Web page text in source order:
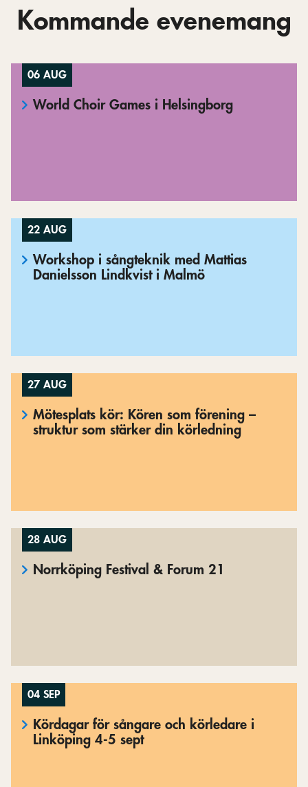
Kommande evenemang
06 AUG
World Choir Games i Helsingborg
22 AUG
Workshop i sångteknik med Mattias
Danielsson Lindkvist i Malmö
27 AUG
Mötesplats kör: Kören som förening –
struktur som stärker din körledning
28 AUG
Norrköping Festival & Forum 21
04 SEP
Kördagar för sångare och körledare i
Linköping 4-5 sept